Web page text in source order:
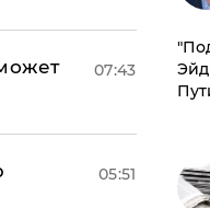
07:43
05:51